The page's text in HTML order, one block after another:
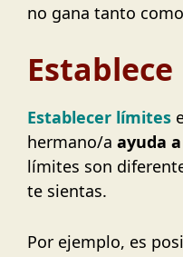
no gana tanto
Establecer límites
hermano/a ayuda
límites son
te sientas.
Por ejemplo, es